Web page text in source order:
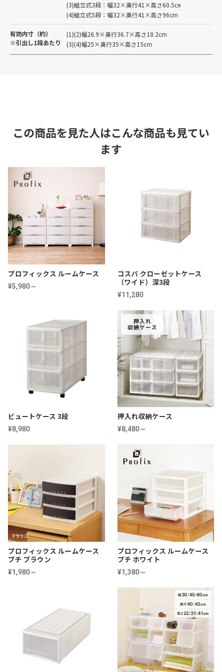
(3)組立式3段：幅32×奥行41×高さ60.5㎝
(4)組立式5段：幅32×奥行41×高さ96cm
有効内寸（約）
※引出し1段あたり
(1)(2)幅26.9×奥行36.7×高さ18.2cm
(3)(4)幅25×奥行35×高さ15cm
この商品を見た人はこんな商品も見てい
ます
プロフィックス ルームケース
¥5,980～
コスパ クローゼットケース
（ワイド）深3段
¥11,280
ビュートケース 3段
¥8,980
押入れ収納ケース
¥8,480～
プロフィックス ルームケース
プチ ブラウン
¥1,980～
プロフィックス ルームケース
プチ ホワイト
¥1,380～